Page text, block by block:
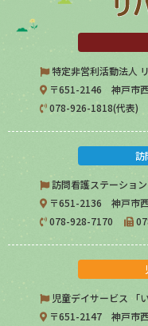
特定非営利活動法人
〒651-2146 神戸市
078-926-1818(代表)
訪
訪問看護ステーション
〒651-2136 神戸市
078-928-7170
児童デイサービス 「
〒651-2147 神戸市